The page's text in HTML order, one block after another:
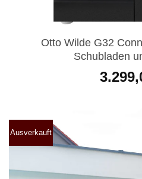
Otto Wilde G32
Schubladen
Ausverkauft